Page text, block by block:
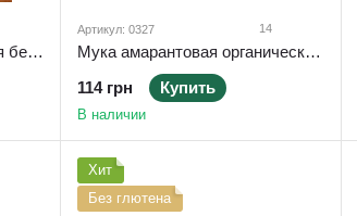
Мука нутовая органическая без глютена 1 кг ТМ Ahimsa
Артикул: 0327 14
Мука амарантовая органическая без глютена 400 г ТМ Ahimsa
114 грн
Купить
В наличии
Хит
Без глютена